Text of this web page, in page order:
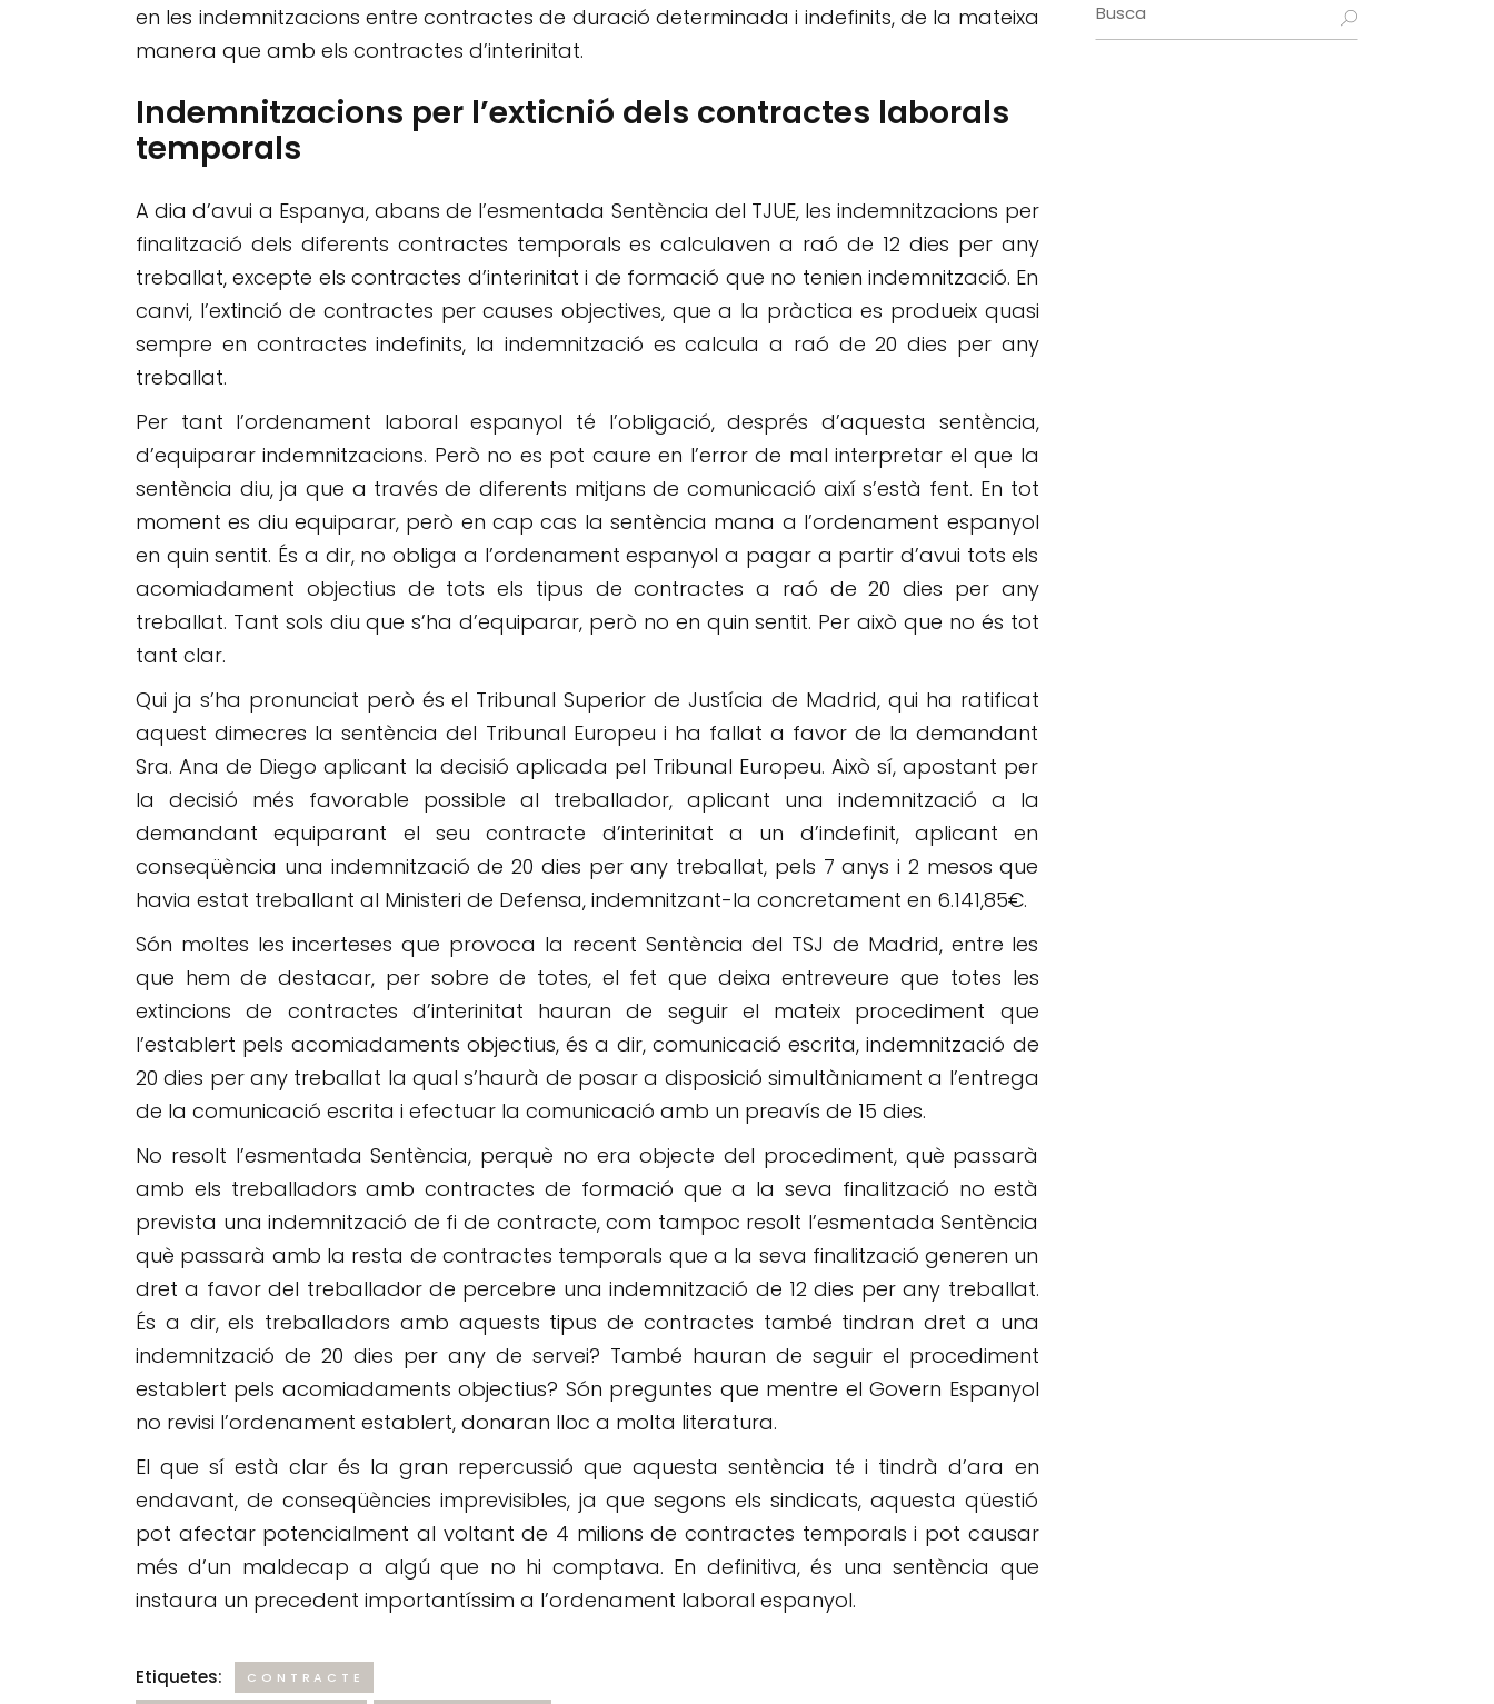
en les indemnitzacions entre contractes de duració determinada i indefinits, de la mateixa
manera que amb els contractes d’interinitat.
Indemnitzacions per l’exticnió dels contractes laborals
temporals
A dia d’avui a Espanya, abans de l’esmentada Sentència del TJUE, les indemnitzacions per
finalització dels diferents contractes temporals es calculaven a raó de 12 dies per any
treballat, excepte els contractes d’interinitat i de formació que no tenien indemnització. En
canvi, l’extinció de contractes per causes objectives, que a la pràctica es produeix quasi
sempre en contractes indefinits, la indemnització es calcula a raó de 20 dies per any
treballat.
Per tant l’ordenament laboral espanyol té l’obligació, després d’aquesta sentència,
d’equiparar indemnitzacions. Però no es pot caure en l’error de mal interpretar el que la
sentència diu, ja que a través de diferents mitjans de comunicació així s’està fent. En tot
moment es diu equiparar, però en cap cas la sentència mana a l’ordenament espanyol
en quin sentit. És a dir, no obliga a l’ordenament espanyol a pagar a partir d’avui tots els
acomiadament objectius de tots els tipus de contractes a raó de 20 dies per any
treballat. Tant sols diu que s’ha d’equiparar, però no en quin sentit. Per això que no és tot
tant clar.
Qui ja s’ha pronunciat però és el Tribunal Superior de Justícia de Madrid, qui ha ratificat
aquest dimecres la sentència del Tribunal Europeu i ha fallat a favor de la demandant
Sra. Ana de Diego aplicant la decisió aplicada pel Tribunal Europeu. Això sí, apostant per
la decisió més favorable possible al treballador, aplicant una indemnització a la
demandant equiparant el seu contracte d’interinitat a un d’indefinit, aplicant en
conseqüència una indemnització de 20 dies per any treballat, pels 7 anys i 2 mesos que
havia estat treballant al Ministeri de Defensa, indemnitzant-la concretament en 6.141,85€.
Són moltes les incerteses que provoca la recent Sentència del TSJ de Madrid, entre les
que hem de destacar, per sobre de totes, el fet que deixa entreveure que totes les
extincions de contractes d’interinitat hauran de seguir el mateix procediment que
l’establert pels acomiadaments objectius, és a dir, comunicació escrita, indemnització de
20 dies per any treballat la qual s’haurà de posar a disposició simultàniament a l’entrega
de la comunicació escrita i efectuar la comunicació amb un preavís de 15 dies.
No resolt l’esmentada Sentència, perquè no era objecte del procediment, què passarà
amb els treballadors amb contractes de formació que a la seva finalització no està
prevista una indemnització de fi de contracte, com tampoc resolt l’esmentada Sentència
què passarà amb la resta de contractes temporals que a la seva finalització generen un
dret a favor del treballador de percebre una indemnització de 12 dies per any treballat.
És a dir, els treballadors amb aquests tipus de contractes també tindran dret a una
indemnització de 20 dies per any de servei? També hauran de seguir el procediment
establert pels acomiadaments objectius? Són preguntes que mentre el Govern Espanyol
no revisi l’ordenament establert, donaran lloc a molta literatura.
El que sí està clar és la gran repercussió que aquesta sentència té i tindrà d’ara en
endavant, de conseqüències imprevisibles, ja que segons els sindicats, aquesta qüestió
pot afectar potencialment al voltant de 4 milions de contractes temporals i pot causar
més d’un maldecap a algú que no hi comptava. En definitiva, és una sentència que
instaura un precedent importantíssim a l’ordenament laboral espanyol.
Etiquetes: CONTRACTE
Search
for: